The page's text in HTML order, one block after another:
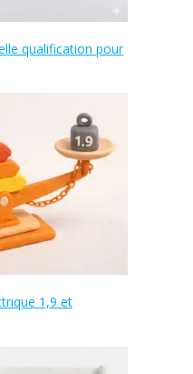
qualification pour
1,9 et